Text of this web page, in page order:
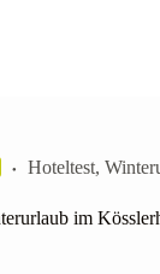
Hoteltest,
im